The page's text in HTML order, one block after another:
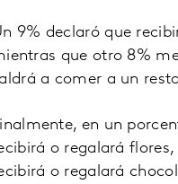
9% declaró que
que otro 8%
a comer a un
en un
o regalará
o regalará